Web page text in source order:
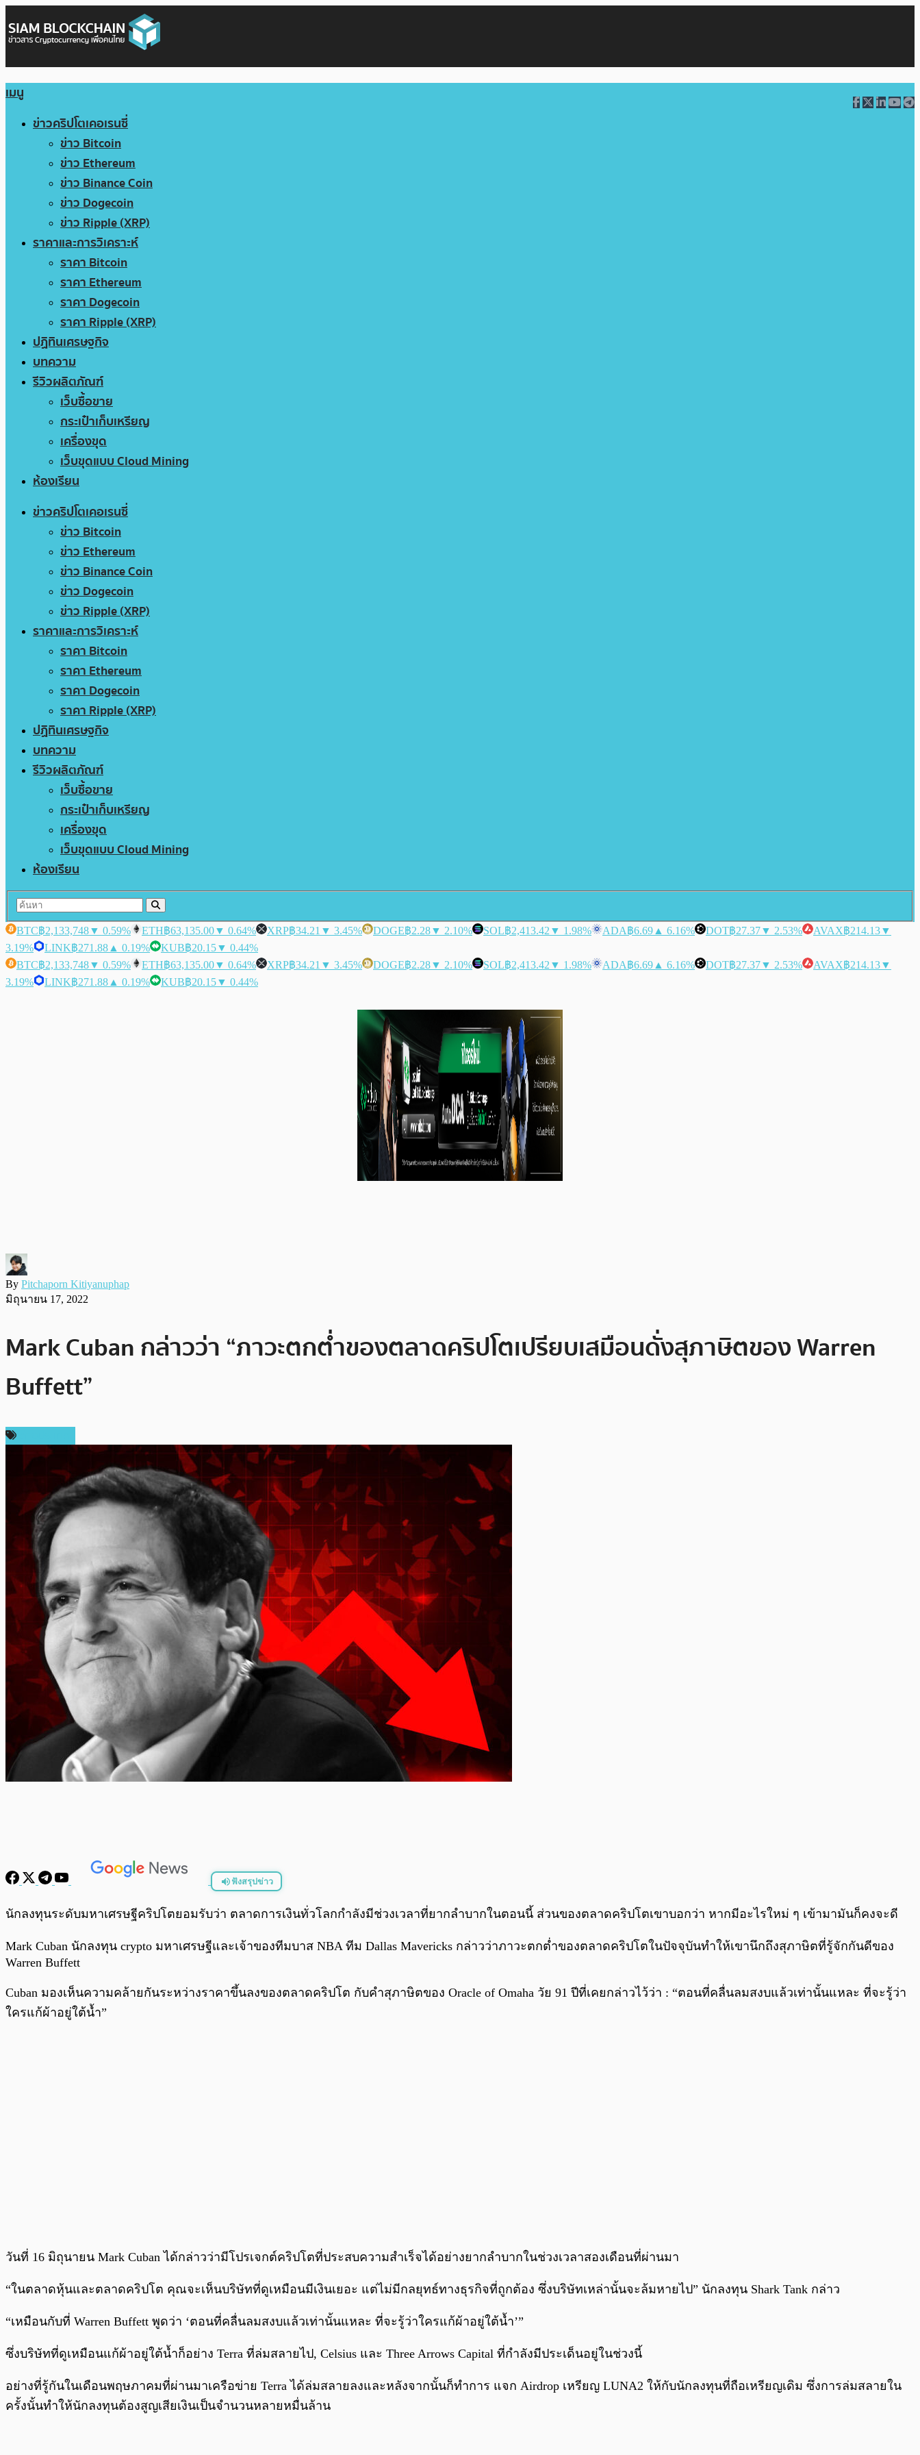
เมนู
ข่าวคริปโตเคอเรนซี่
ข่าว Bitcoin
ข่าว Ethereum
ข่าว Binance Coin
ข่าว Dogecoin
ข่าว Ripple (XRP)
ราคาและการวิเคราะห์
ราคา Bitcoin
ราคา Ethereum
ราคา Dogecoin
ราคา Ripple (XRP)
ปฏิทินเศรษฐกิจ
บทความ
รีวิวผลิตภัณฑ์
เว็บซื้อขาย
กระเป๋าเก็บเหรียญ
เครื่องขุด
เว็บขุดแบบ Cloud Mining
ห้องเรียน
ข่าวคริปโตเคอเรนซี่
ข่าว Bitcoin
ข่าว Ethereum
ข่าว Binance Coin
ข่าว Dogecoin
ข่าว Ripple (XRP)
ราคาและการวิเคราะห์
ราคา Bitcoin
ราคา Ethereum
ราคา Dogecoin
ราคา Ripple (XRP)
ปฏิทินเศรษฐกิจ
บทความ
รีวิวผลิตภัณฑ์
เว็บซื้อขาย
กระเป๋าเก็บเหรียญ
เครื่องขุด
เว็บขุดแบบ Cloud Mining
ห้องเรียน
BTC฿2,133,748▼ 0.59% ETH฿63,135.00▼ 0.64% XRP฿34.21 ▼ 3.45% DOGE฿2.28▼ 2.10% SOL฿2,413.42 ▼ 1.98% ADA฿6.69 ▲ 6.16% DOT฿27.37▼ 2.53% AVAX฿214.13▼
3.19%
LINK฿271.88 ▲ 0.19% KUB฿20.15▼ 0.44%
BTC฿2,133,748▼ 0.59% ETH฿63,135.00▼ 0.64% XRP฿34.21 ▼ 3.45% DOGE฿2.28▼ 2.10% SOL฿2,413.42 ▼ 1.98% ADA฿6.69 ▲ 6.16% DOT฿27.37▼ 2.53% AVAX฿214.13▼
3.19%
LINK฿271.88 ▲ 0.19% KUB฿20.15▼ 0.44%
By Pitchaporn Kitiyanuphap
มิถุนายน 17, 2022
Mark Cuban กล่าวว่า “ภาวะตกต่ำของตลาดคริปโตเปรียบเสมือนดั่งสุภาษิตของ Warren
Buffett”
ฟังสรุปข่าว
พร้อมเล่น / 0:00
นักลงทุนระดับมหาเศรษฐีคริปโตยอมรับว่า ตลาดการเงินทั่วโลกกำลังมีช่วงเวลาที่ยากลำบากในตอนนี้ ส่วนของตลาดคริปโตเขาบอกว่า หากมีอะไรใหม่ ๆ เข้ามามันก็คงจะดี
Mark Cuban นักลงทุน crypto มหาเศรษฐีและเจ้าของทีมบาส NBA ทีม Dallas Mavericks กล่าวว่าภาวะตกต่ำของตลาดคริปโตในปัจจุบันทำให้เขานึกถึงสุภาษิตที่รู้จักกันดีของ
Warren Buffett
Cuban มองเห็นความคล้ายกันระหว่างราคาขึ้นลงของตลาดคริปโต กับคำสุภาษิตของ Oracle of Omaha วัย 91 ปีที่เคยกล่าวไว้ว่า : “ตอนที่คลื่นลมสงบแล้วเท่านั้นแหละ ที่จะรู้ว่า
ใครแก้ผ้าอยู่ใต้น้ำ”
วันที่ 16 มิถุนายน Mark Cuban ได้กล่าวว่ามีโปรเจกต์คริปโตที่ประสบความสำเร็จได้อย่างยากลำบากในช่วงเวลาสองเดือนที่ผ่านมา
“ในตลาดหุ้นและตลาดคริปโต คุณจะเห็นบริษัทที่ดูเหมือนมีเงินเยอะ แต่ไม่มีกลยุทธ์ทางธุรกิจที่ถูกต้อง ซึ่งบริษัทเหล่านั้นจะล้มหายไป” นักลงทุน Shark Tank กล่าว
“เหมือนกับที่ Warren Buffett พูดว่า ‘ตอนที่คลื่นลมสงบแล้วเท่านั้นแหละ ที่จะรู้ว่าใครแก้ผ้าอยู่ใต้น้ำ’”
ซึ่งบริษัทที่ดูเหมือนแก้ผ้าอยู่ใต้น้ำก็อย่าง Terra ที่ล่มสลายไป, Celsius และ Three Arrows Capital ที่กำลังมีประเด็นอยู่ในช่วงนี้
อย่างที่รู้กันในเดือนพฤษภาคมที่ผ่านมาเครือข่าย Terra ได้ล่มสลายลงและหลังจากนั้นก็ทำการ แจก Airdrop เหรียญ LUNA2 ให้กับนักลงทุนที่ถือเหรียญเดิม ซึ่งการล่มสลายใน
ครั้งนั้นทำให้นักลงทุนต้องสูญเสียเงินเป็นจำนวนหลายหมื่นล้าน